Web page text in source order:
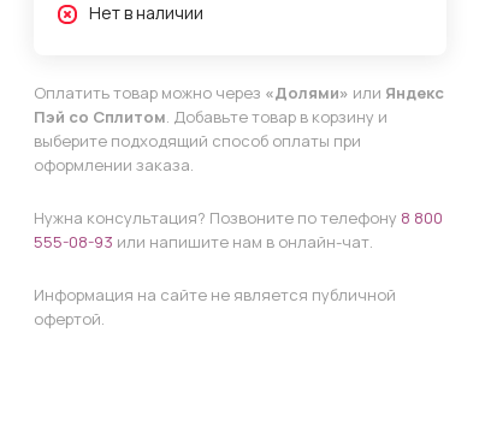
Нет в наличии
Оплатить товар можно через «Долями» или Яндекс
Пэй со Сплитом. Добавьте товар в корзину и
выберите подходящий способ оплаты при
оформлении заказа.
Нужна консультация? Позвоните по телефону 8 800
555-08-93 или напишите нам в онлайн-чат.
Информация на сайте не является публичной
офертой.